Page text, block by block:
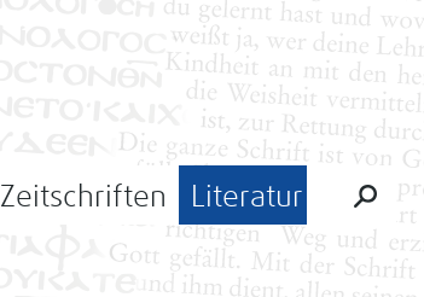
Zeitschriften Literatur